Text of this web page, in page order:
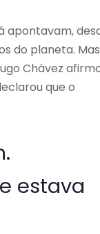
apontavam,
do planeta.
Chávez
que o
estava